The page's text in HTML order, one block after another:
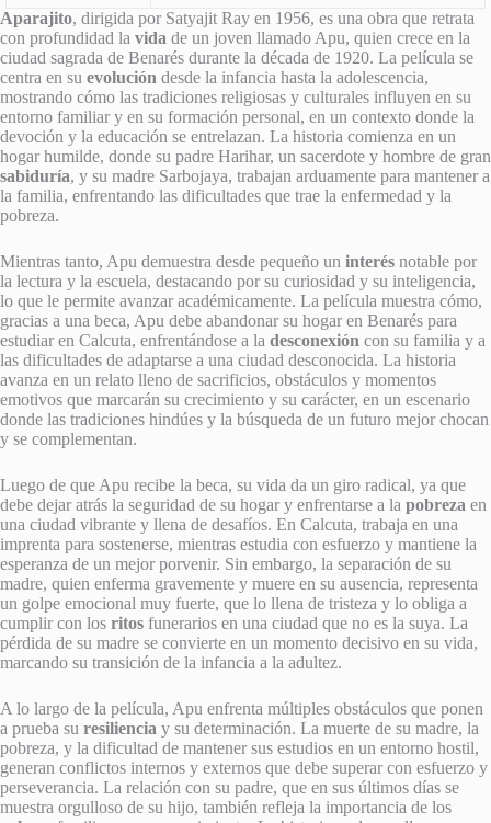
Aparajito, dirigida por Satyajit Ray en 1956, es una obra que retrata
con profundidad la vida de un joven llamado Apu, quien crece en la
ciudad sagrada de Benarés durante la década de 1920. La película se
centra en su evolución desde la infancia hasta la adolescencia,
mostrando cómo las tradiciones religiosas y culturales influyen en su
entorno familiar y en su formación personal, en un contexto donde la
devoción y la educación se entrelazan. La historia comienza en un
hogar humilde, donde su padre Harihar, un sacerdote y hombre de gran
sabiduría, y su madre Sarbojaya, trabajan arduamente para mantener a
la familia, enfrentando las dificultades que trae la enfermedad y la
pobreza.
Mientras tanto, Apu demuestra desde pequeño un interés notable por
la lectura y la escuela, destacando por su curiosidad y su inteligencia,
lo que le permite avanzar académicamente. La película muestra cómo,
gracias a una beca, Apu debe abandonar su hogar en Benarés para
estudiar en Calcuta, enfrentándose a la desconexión con su familia y a
las dificultades de adaptarse a una ciudad desconocida. La historia
avanza en un relato lleno de sacrificios, obstáculos y momentos
emotivos que marcarán su crecimiento y su carácter, en un escenario
donde las tradiciones hindúes y la búsqueda de un futuro mejor chocan
y se complementan.
Luego de que Apu recibe la beca, su vida da un giro radical, ya que
debe dejar atrás la seguridad de su hogar y enfrentarse a la pobreza en
una ciudad vibrante y llena de desafíos. En Calcuta, trabaja en una
imprenta para sostenerse, mientras estudia con esfuerzo y mantiene la
esperanza de un mejor porvenir. Sin embargo, la separación de su
madre, quien enferma gravemente y muere en su ausencia, representa
un golpe emocional muy fuerte, que lo llena de tristeza y lo obliga a
cumplir con los ritos funerarios en una ciudad que no es la suya. La
pérdida de su madre se convierte en un momento decisivo en su vida,
marcando su transición de la infancia a la adultez.
A lo largo de la película, Apu enfrenta múltiples obstáculos que ponen
a prueba su resiliencia y su determinación. La muerte de su madre, la
pobreza, y la dificultad de mantener sus estudios en un entorno hostil,
generan conflictos internos y externos que debe superar con esfuerzo y
perseverancia. La relación con su padre, que en sus últimos días se
muestra orgulloso de su hijo, también refleja la importancia de los